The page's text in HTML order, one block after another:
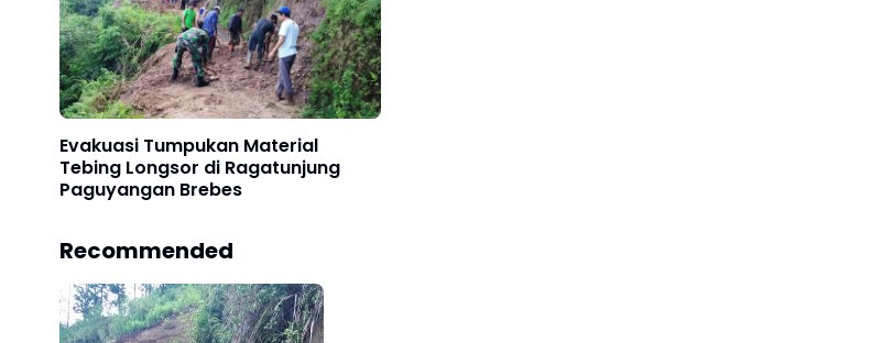
Evakuasi Tumpukan Material
Tebing Longsor di Ragatunjung
Paguyangan Brebes
Recommended